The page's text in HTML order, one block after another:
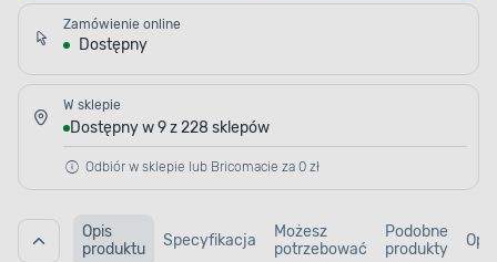
Zamówienie online
Dostępny
W sklepie
Dostępny w 9 z 228 sklepów
Odbiór w sklepie lub Bricomacie za 0 zł
Opis
produktu
Specyfikacja
Możesz
potrzebować
Podobne
produkty